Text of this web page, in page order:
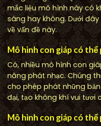
mắc liệu mô hình này có
sáng hay không. Dưới
về vấn đề này.
Mô hình con giáp có thể
Có, nhiều mô hình con
năng phát nhạc. Chúng
cho phép phát những
đại, tạo không khí vui
Mô hình con giáp có thể